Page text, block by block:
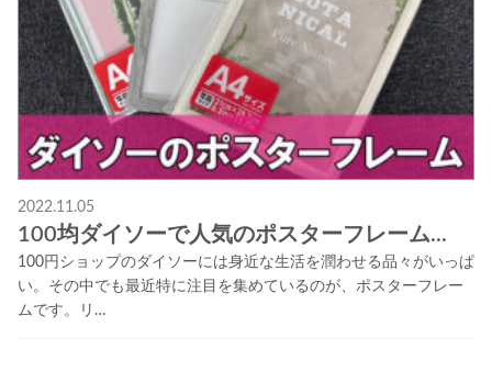
2022.11.05
100均ダイソーで人気のポスターフレーム...
100円ショップのダイソーには身近な生活を潤わせる品々がいっぱ
い。その中でも最近特に注目を集めているのが、ポスターフレー
ムです。リ…